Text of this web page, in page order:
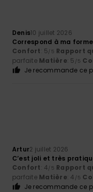
Denis10 juillet 2026
Correspond à ma
Confort: 5/5 Rapport
parfaite Matière: 5 /5
Je recommande ce
Artur2 juillet 2026
C’est joli et très
Confort: 4/5 Rapport
parfaite Matière: 4 /5
Je recommande ce